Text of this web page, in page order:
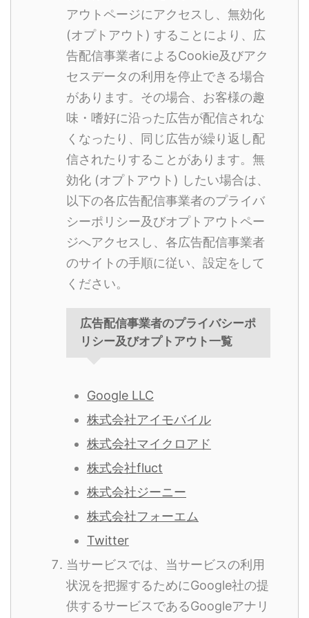
アウトページにアクセスし、無効化
(オプトアウト) することにより、広
告配信事業者によるCookie及びアク
セスデータの利用を停止できる場合
があります。その場合、お客様の趣
味・嗜好に沿った広告が配信されな
くなったり、同じ広告が繰り返し配
信されたりすることがあります。無
効化 (オプトアウト) したい場合は、
以下の各広告配信事業者のプライバ
シーポリシー及びオプトアウトペー
ジへアクセスし、各広告配信事業者
のサイトの手順に従い、設定をして
ください。
広告配信事業者のプライバシーポ
リシー及びオプトアウト一覧
Google LLC
株式会社アイモバイル
株式会社マイクロアド
株式会社fluct
株式会社ジーニー
株式会社フォーエム
Twitter
当サービスでは、当サービスの利用
状況を把握するためにGoogle社の提
供するサービスであるGoogleアナリ